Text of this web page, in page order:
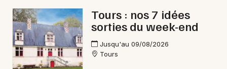
Newsletter des sorties
Artistes en tournée
Actus en Indre-et-Loire
Tours : nos 7 idées
sorties du week-end
Jusqu'au 09/08/2026
Tours